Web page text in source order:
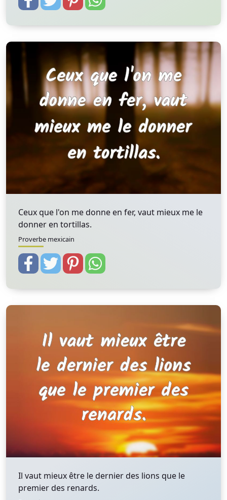
Ceux que l'on me donne en fer, vaut mieux me le
donner en tortillas.
Proverbe mexicain
Il vaut mieux être le dernier des lions que le
premier des renards.